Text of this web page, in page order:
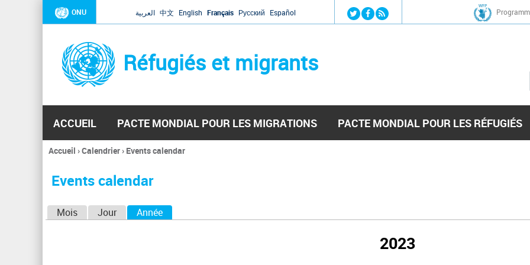
Jump to navigation
ONU العربية 中文 English Français Русский Español
Réfugiés et migrants
ACCUEIL PACTE MONDIAL POUR LES MIGRATIONS PACTE MONDIAL POUR LES RÉFUGIÉS
Vous
ici
Accueil ›Calendrier› Events calendar
Events calendar
Mois Jour Année
2023